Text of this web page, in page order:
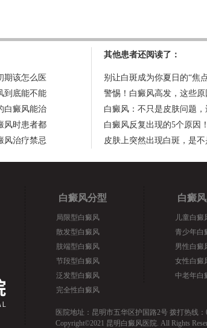
期该怎么医
到底能不能
白癜风能治
风时患者都
风治疗禁忌
其他患者还阅读了：
别让白斑成为你夏日的“焦
警惕！白癜风高发，这些
白癜风：不只是皮肤问题
白癜风反复出现的5个原因
皮肤上突然出现白斑，是
白癜风分型
局限型白癜风
散发型白癜风
肢端型白癜风
节段型白癜风
泛发型白癜风
完全性白癜风
白癜
儿童白癜
青少年白
男性白癜
女性白癜
中老年白
医院地址：昆明市五华区护国路2号 拨打热线：
Copyright©2021 昆明白癜风医院. All Rights